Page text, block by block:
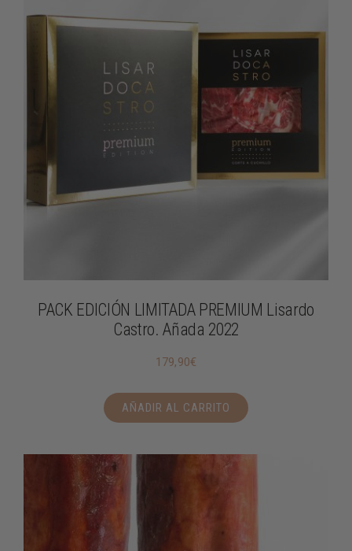
PACK EDICIÓN LIMITADA PREMIUM Lisardo
Castro. Añada 2022
179,90€
AÑADIR AL CARRITO